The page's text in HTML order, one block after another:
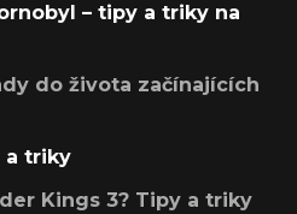
– tipy a triky na
do života začínajících
a triky
Kings 3? Tipy a triky